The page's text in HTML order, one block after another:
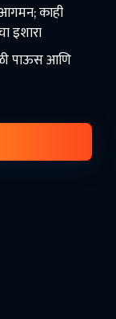
काही
इशारा
पाऊस आणि